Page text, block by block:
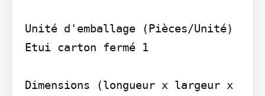
Unité d'emballage (Pièces/Unité)
Etui carton fermé 1
Dimensions (longueur x largeur x